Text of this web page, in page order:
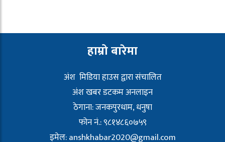
हाम्रो बारेमा
अंश मिडिया हाउस द्वारा संचालित
अंश खबर डटकम अनलाइन
ठेगाना: जनकपुरधाम, धनुषा
फोन नं.: ९८१४८६०७५९
इमेल:anshkhabar2020@gmail.com